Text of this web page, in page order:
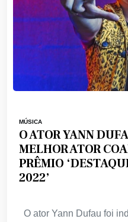
MÚSICA
O ATOR YANN
MELHOR ATOR
PRÊMIO
2022’
O ator Yann Dufau foi